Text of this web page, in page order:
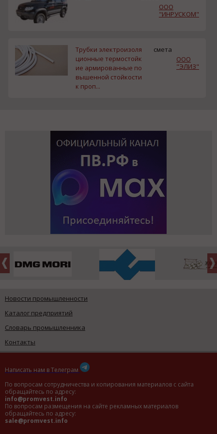
ООО
"ИНРУСКОМ"
Трубки электроизоля
ционные термостойк
ие армированные по
вышенной стойкости
к проп...
смета
ООО
"ЭЛИЗ"
Новости промышленности
Каталог предприятий
Словарь промышленника
Контакты
Написать нам в Телеграм
По вопросам сотрудничества и копирования материалов с сайта
обращайтесь по адресу:
info@promvest.info
По вопросам размещения на сайте рекламных материалов
обращайтесь по адресу:
sale@promvest.info